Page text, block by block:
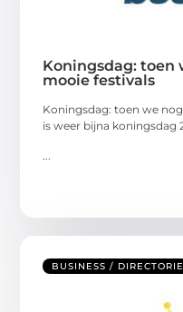
Koningsdag: toen
mooie festivals
Koningsdag: toen we
is weer bijna koningsdag
BUSINESS /